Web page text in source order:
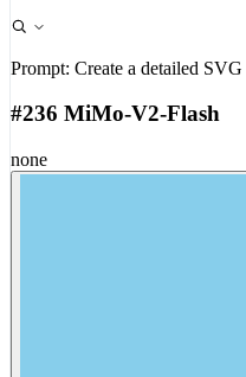
Prompt: Create a detailed
#236 MiMo-V2-Flash
none